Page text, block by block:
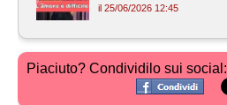
il 25/06/2026 12:45
Piaciuto? Condividilo sui social: